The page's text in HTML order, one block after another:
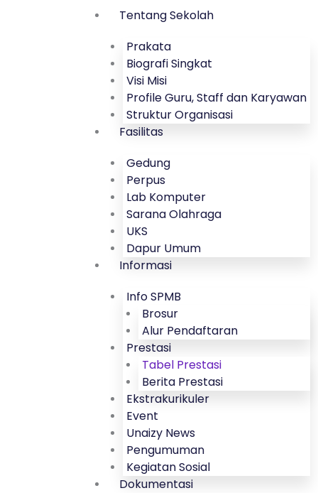
Tentang Sekolah
Prakata
Biografi Singkat
Visi Misi
Profile Guru, Staff dan Karyawan
Struktur Organisasi
Fasilitas
Gedung
Perpus
Lab Komputer
Sarana Olahraga
UKS
Dapur Umum
Informasi
Info SPMB
Brosur
Alur Pendaftaran
Prestasi
Tabel Prestasi
Berita Prestasi
Ekstrakurikuler
Event
Unaizy News
Pengumuman
Kegiatan Sosial
Dokumentasi